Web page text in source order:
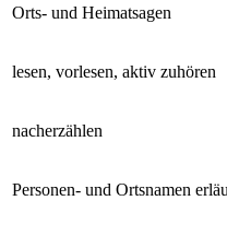
Orts- und Heimatsagen
lesen, vorlesen, aktiv zuhören
nacherzählen
Personen- und Ortsnamen